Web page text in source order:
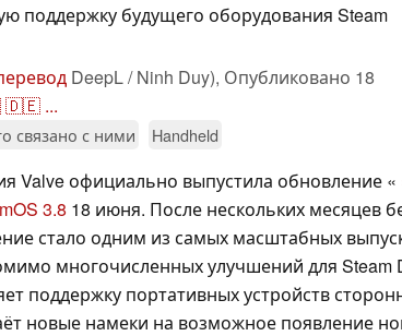
поддержку будущего оборудования Steam
DeepL / Ninh Duy), Опубликовано 18
🇩🇪 ...
связано с ними Handheld
Valve официально выпустила обновление «
3.8 18 июня. После нескольких месяцев
стало одним из самых масштабных
многочисленных улучшений для Steam
поддержку портативных устройств
новые намеки на возможное появление